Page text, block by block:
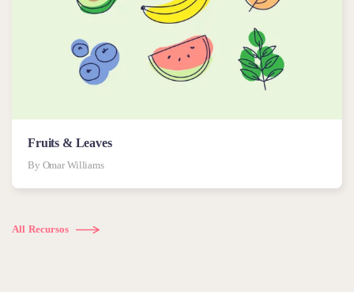
Fruits & Leaves
By Omar Williams
All Recursos